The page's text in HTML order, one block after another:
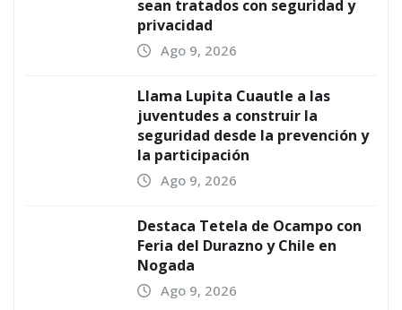
sean tratados con seguridad y
privacidad
Ago 9, 2026
Llama Lupita Cuautle a las
juventudes a construir la
seguridad desde la prevención y
la participación
Ago 9, 2026
Destaca Tetela de Ocampo con
Feria del Durazno y Chile en
Nogada
Ago 9, 2026